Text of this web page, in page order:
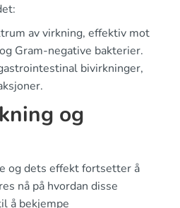
av virkning, effektiv mot
Gram-negative bakterier.
bivirkninger,
og
og dets effekt fortsetter å
nå på hvordan disse
å bekjempe